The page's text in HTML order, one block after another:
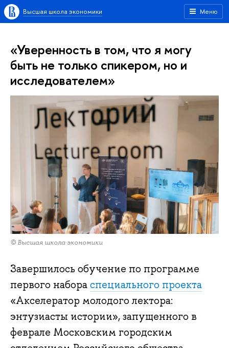
Меню
Высшая школа экономики
«Уверенность в том, что я могу
быть не только спикером, но и
исследователем»
© Высшая школа экономики
Завершилось обучение по программе
первого набораспециального проекта
«Акселератор молодого лектора:
энтузиасты истории», запущенного в
феврале Московским городским